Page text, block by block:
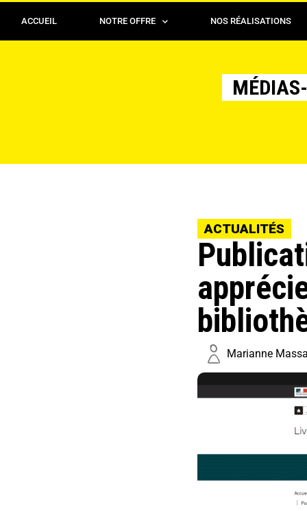
ACCUEIL NOTRE OFFRE NOS RÉALISATIONS
ACTUALITÉS
Marianne